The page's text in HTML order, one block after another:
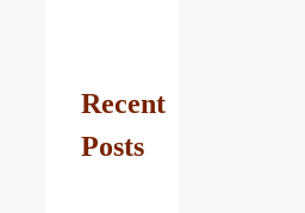
Recent
Posts